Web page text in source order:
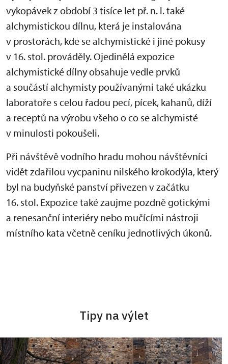
vykopávek z období 3 tisíce let př. n. l. také
alchymistickou dílnu, která je instalována
v prostorách, kde se alchymistické i jiné pokusy
v 16. stol. prováděly. Ojedinělá expozice
alchymistické dílny obsahuje vedle prvků
a součástí alchymisty používanými také ukázku
laboratoře s celou řadou pecí, pícek, kahanů, díží
a receptů na výrobu všeho o co se alchymisté
v minulosti pokoušeli.
Při návštěvě vodního hradu mohou návštěvníci
vidět zdařilou vycpaninu nilského krokodýla, který
byl na budyňské panství přivezen v začátku
16. stol. Expozice také zaujme pozdně gotickými
a renesanční interiéry nebo mučícími nástroji
místního kata včetně ceníku jednotlivých úkonů.
Tipy na výlet